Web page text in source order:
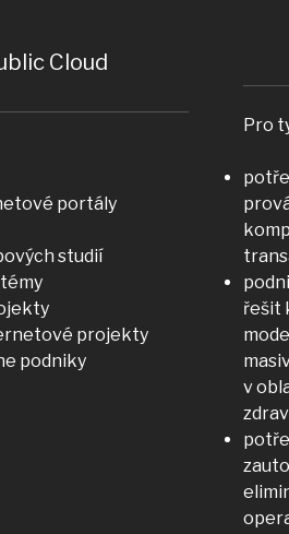
Cloud
portály
studií
projekty
podniky
Pro
řešit
v